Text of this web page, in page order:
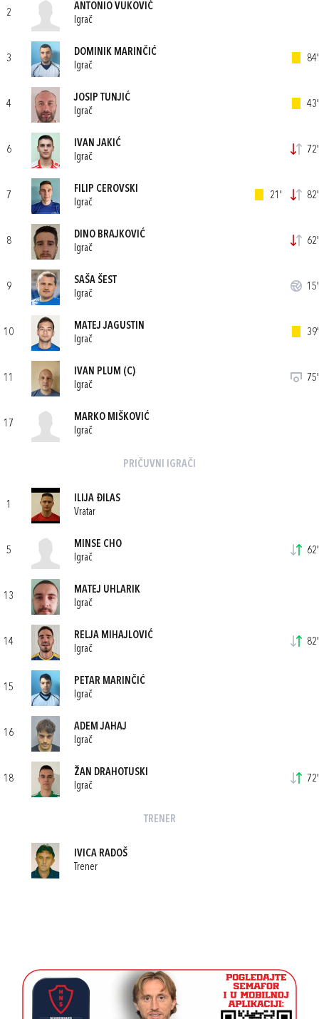
2
ANTONIO VUKOVIĆ
Igrač
3
DOMINIK MARINČIĆ
Igrač
84'
4
JOSIP TUNJIĆ
Igrač
43'
6
IVAN JAKIĆ
Igrač
72'
7
FILIP CEROVSKI
Igrač
21' 82'
8
DINO BRAJKOVIĆ
Igrač
62'
9
SAŠA ŠEST
Igrač
15'
10
MATEJ JAGUSTIN
Igrač
39'
11
IVAN PLUM (C)
Igrač
75'
17
MARKO MIŠKOVIĆ
Igrač
PRIČUVNI IGRAČI
1
ILIJA ĐILAS
Vratar
5
MINSE CHO
Igrač
62'
13
MATEJ UHLARIK
Igrač
14
RELJA MIHAJLOVIĆ
Igrač
82'
15
PETAR MARINČIĆ
Igrač
16
ADEM JAHAJ
Igrač
18
ŽAN DRAHOTUSKI
Igrač
72'
TRENER
IVICA RADOŠ
Trener